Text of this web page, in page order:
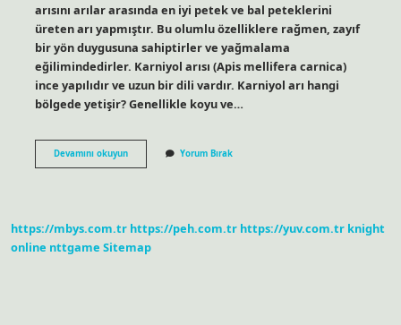
arısını arılar arasında en iyi petek ve bal peteklerini
üreten arı yapmıştır. Bu olumlu özelliklere rağmen, zayıf
bir yön duygusuna sahiptirler ve yağmalama
eğilimindedirler. Karniyol arısı (Apis mellifera carnica)
ince yapılıdır ve uzun bir dili vardır. Karniyol arı hangi
bölgede yetişir? Genellikle koyu ve…
Devamını okuyunKarniyol
Cinsi
Yorum Bırak
https://mbys.com.tr https://peh.com.tr https://yuv.com.tr knight
online nttgame Sitemap